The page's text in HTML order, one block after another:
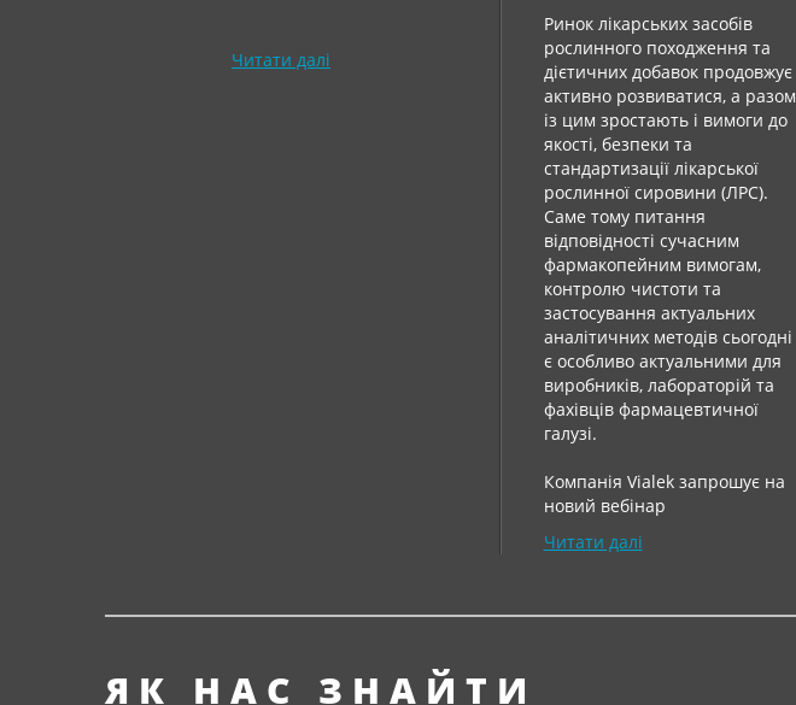
Читати далі
Ринок лікарських засобів
рослинного походження та
дієтичних добавок продовжує
активно розвиватися, а разом
із цим зростають і вимоги до
якості, безпеки та
стандартизації лікарської
рослинної сировини (ЛРС).
Саме тому питання
відповідності сучасним
фармакопейним вимогам,
контролю чистоти та
застосування актуальних
аналітичних методів сьогодні
є особливо актуальними для
виробників, лабораторій та
фахівців фармацевтичної
галузі.
Компанія Vialek запрошує на
новий вебінар
Читати далі
ЯК НАС ЗНАЙТИ